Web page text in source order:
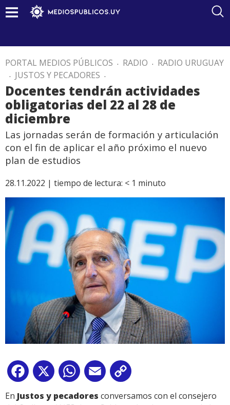
PORTAL MEDIOS PÚBLICOS . RADIO . RADIO URUGUAY
. JUSTOS Y PECADORES .
Docentes tendrán actividades
obligatorias del 22 al 28 de
diciembre
Las jornadas serán de formación y articulación
con el fin de aplicar el año próximo el nuevo
plan de estudios
28.11.2022 | tiempo de lectura: < 1 minuto
Facebook
X WhatsApp
Email
Link
En Justos y pecadores conversamos con el consejero